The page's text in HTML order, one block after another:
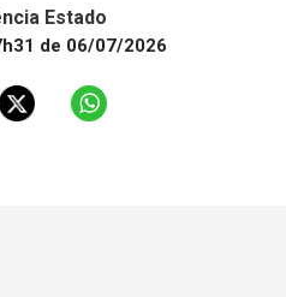
Estado
de 06/07/2026